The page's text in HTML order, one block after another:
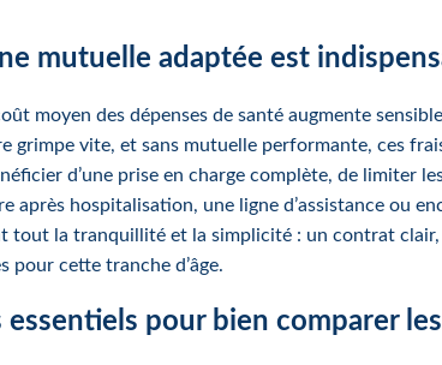
mutuelle adaptée est
moyen des dépenses de santé augmente
grimpe vite, et sans mutuelle performante, ces
d’une prise en charge complète, de limiter
après hospitalisation, une ligne d’assistance ou
tout la tranquillité et la simplicité : un contrat clair,
pour cette tranche d’âge.
essentiels pour bien comparer